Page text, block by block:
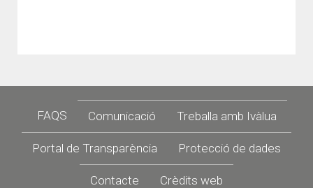
Footer
FAQS Comunicació Treballa amb Ivàlua
Portal de Transparència Protecció de dades
Contacte Crèdits web